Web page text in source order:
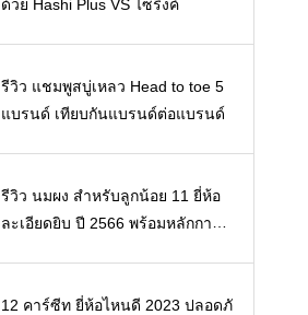
ด้วย Hashi Plus VS ไซริงค์
รีวิว แชมพูสบู่เหลว Head to toe 5
แบรนด์ เทียบกันแบรนด์ต่อแบรนด์
รีวิว นมผง สำหรับลูกน้อย 11 ยี่ห้อ
ละเอียดยิบ ปี 2566 พร้อมหลักการเ
12 คาร์ซีท ยี่ห้อไหนดี 2023 ปลอดภั